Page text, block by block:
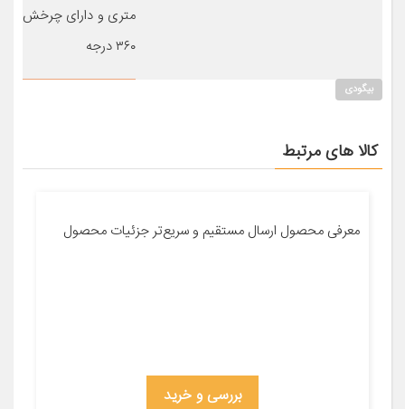
متری و دارای چرخش
۳۶۰ درجه
بیگودی
کالا های مرتبط
معرفی محصول ارسال مستقیم و سریع‌تر جزئیات محصول
بررسی و خرید